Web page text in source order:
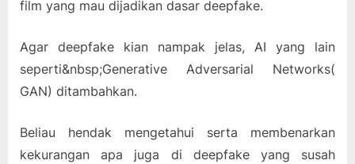
film yang mau dijadikan dasar deepfake.
Agar deepfake kian nampak jelas, AI yang lain
seperti&nbsp;Generative Adversarial Networks(
GAN) ditambahkan.
Beliau hendak mengetahui serta membenarkan
kekurangan apa juga di deepfake yang susah